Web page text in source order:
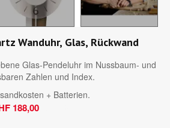
Wanduhr, Glas, Rückwand
Glas-Pendeluhr im Nussbaum- und
Zahlen und Index.
+ Batterien.
188,00